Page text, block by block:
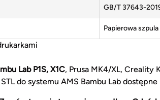
GB/T 37643-
Papierowa szpula
Lab P1S, X1C, Prusa MK4/XL, Creality
do systemu AMS Bambu Lab